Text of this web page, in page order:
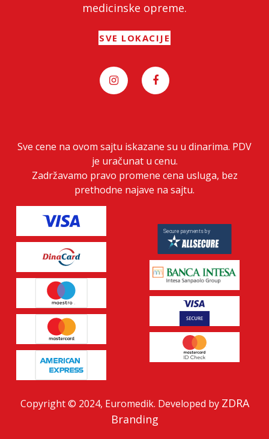
medicinske opreme.
SVE LOKACIJE
Sve cene na ovom sajtu iskazane su u dinarima. PDV
je uračunat u cenu.
Zadržavamo pravo promene cena usluga, bez
prethodne najave na sajtu.
Copyright © 2024, Euromedik. Developed by ZDRA
Branding